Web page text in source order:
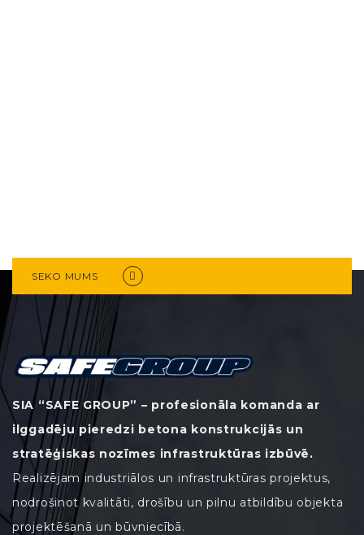
SEKO MUMS
SIA “SAFE GROUP” – profesionāla komanda ar
ilggadēju pieredzi betona konstrukcijās un
stratēģiskas nozīmes infrastruktūras izbūvē.
Realizējam industriālos un infrastruktūras projektus,
nodrošinot kvalitāti, drošību un pilnu atbildību objekta
projektēšanā un būvniecībā.